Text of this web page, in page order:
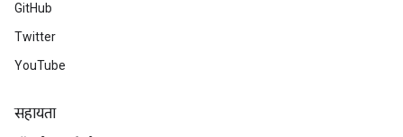
GitHub
Twitter
YouTube
सहायता